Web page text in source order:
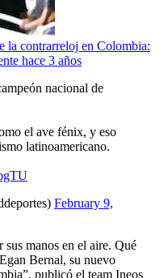
la contrarreloj en Colombia:
hace 3 años
nacional de
el ave fénix, y eso
latinoamericano.
February 9,
manos en el aire. Qué
Bernal, su nuevo
publicó el team Ineos